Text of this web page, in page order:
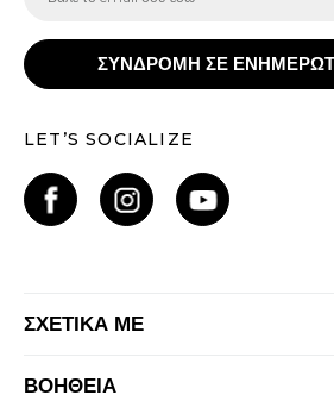
ΣΥΝΔΡΟΜΗ ΣΕ
LET’S SOCIALIZE
ΣΧΕΤΙΚΑ ΜΕ
ΒΟΗΘΕΙΑ